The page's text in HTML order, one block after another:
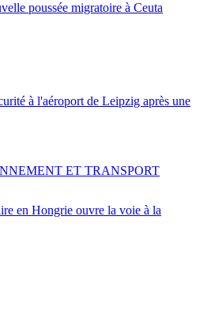
poussée migratoire à Ceuta
à l'aéroport de Leipzig après une
en Hongrie ouvre la voie à la
ET TRANSPORT